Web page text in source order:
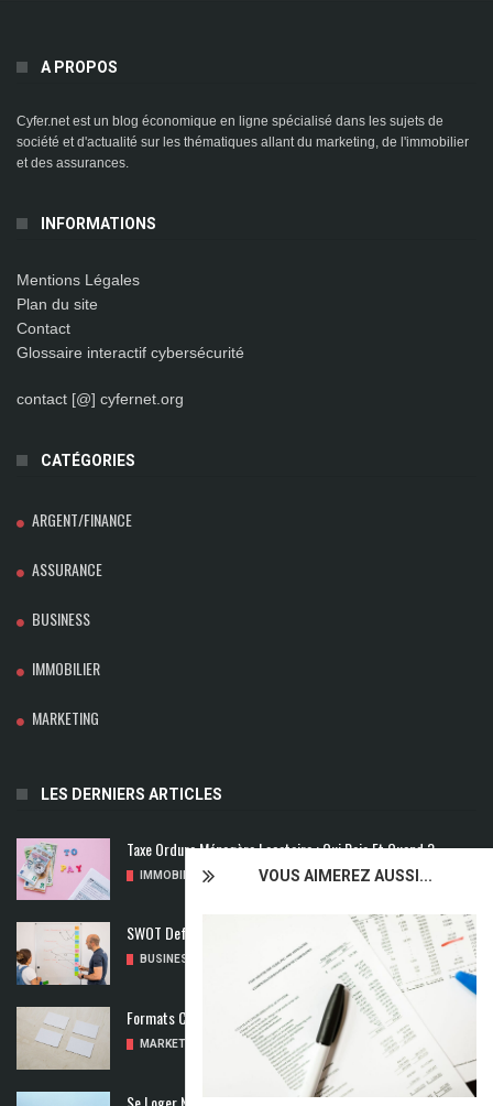
VOUS AIMEREZ AUSSI...
A PROPOS
Cyfer.net est un blog économique en ligne spécialisé dans les sujets de
société et d'actualité sur les thématiques allant du marketing, de l'immobilier
et des assurances.
INFORMATIONS
Mentions Légales
Plan du site
Contact
Glossaire interactif cybersécurité
contact [@] cyfernet.org
CATÉGORIES
ARGENT/FINANCE
ASSURANCE
BUSINESS
IMMOBILIER
MARKETING
LES DERNIERS ARTICLES
Taxe Ordure Ménagère Locataire : Qui Paie Et Quand ?
IMMOBILIER / 04/08/2026
SWOT Def : Qu’est-Ce Que L’analyse SWOT ?
BUSINESS
Formats Carte De Visite : Les Dimensions À Découvrir
MARKETING 01/08/2026